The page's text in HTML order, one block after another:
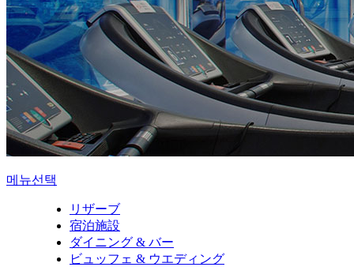
메뉴선택
リザーブ
宿泊施設
ダイニング & バー
ビュッフェ & ウエディング